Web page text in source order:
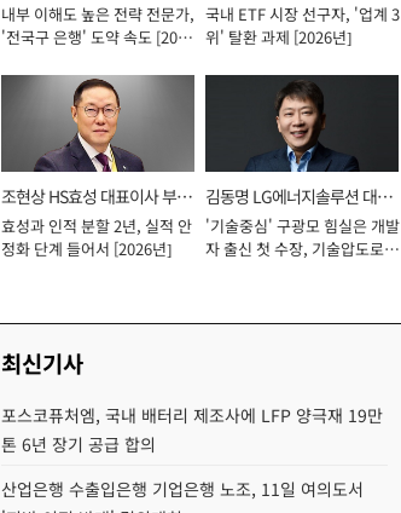
내부 이해도 높은 전략 전문가,
'전국구 은행' 도약 속도 [2026
표이사 사장
국내 ETF 시장 선구자, '업계 3
위' 탈환 과제 [2026년]
조현상 HS효성 대표이사 부회
장
효성과 인적 분할 2년, 실적 안
정화 단계 들어서 [2026년]
김동명 LG에너지솔루션 대표
이사 사장
'기술중심' 구광모 힘실은 개발
자 출신 첫 수장, 기술압도로
최신기사
포스코퓨처엠, 국내 배터리 제조사에 LFP 양극재 19만
톤 6년 장기 공급 합의
산업은행 수출입은행 기업은행 노조, 11일 여의도서